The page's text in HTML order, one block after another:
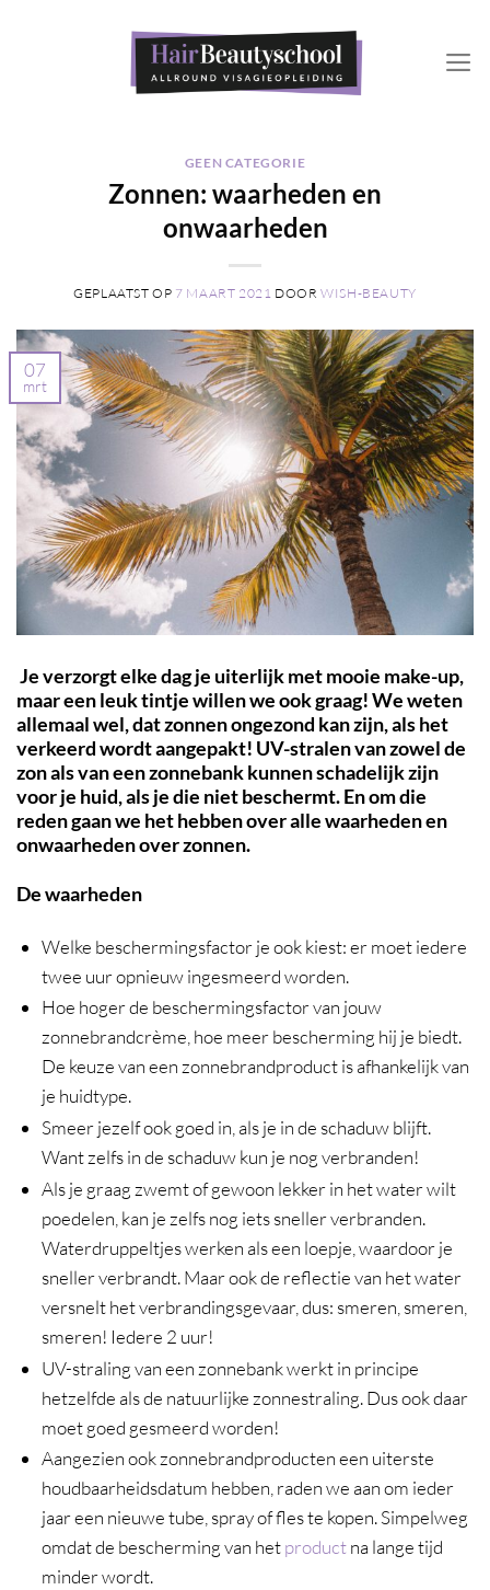
GEEN CATEGORIE
Zonnen: waarheden en
onwaarheden
GEPLAATST OP 7 MAART 2021 DOORWISH-BEAUTY
07
mrt
Je verzorgt elke dag je uiterlijk met mooie make-up,
maar een leuk tintje willen we ook graag! We weten
allemaal wel, dat zonnen ongezond kan zijn, als het
verkeerd wordt aangepakt! UV-stralen van zowel de
zon als van een zonnebank kunnen schadelijk zijn
voor je huid, als je die niet beschermt. En om die
reden gaan we het hebben over alle waarheden en
onwaarheden over zonnen.
De waarheden
Welke beschermingsfactor je ook kiest: er moet iedere
twee uur opnieuw ingesmeerd worden.
Hoe hoger de beschermingsfactor van jouw
zonnebrandcrème, hoe meer bescherming hij je biedt.
De keuze van een zonnebrandproduct is afhankelijk van
je huidtype.
Smeer jezelf ook goed in, als je in de schaduw blijft.
Want zelfs in de schaduw kun je nog verbranden!
Als je graag zwemt of gewoon lekker in het water wilt
poedelen, kan je zelfs nog iets sneller verbranden.
Waterdruppeltjes werken als een loepje, waardoor je
sneller verbrandt. Maar ook de reflectie van het water
versnelt het verbrandingsgevaar, dus: smeren, smeren,
smeren! Iedere 2 uur!
UV-straling van een zonnebank werkt in principe
hetzelfde als de natuurlijke zonnestraling. Dus ook daar
moet goed gesmeerd worden!
Aangezien ook zonnebrandproducten een uiterste
houdbaarheidsdatum hebben, raden we aan om ieder
jaar een nieuwe tube, spray of fles te kopen. Simpelweg
omdat de bescherming van hetproductna lange tijd
minder wordt.